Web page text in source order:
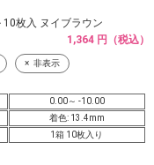
枚入 ヌイブラウン
1,364 円（税込）
非表示
0.00～ -10.00
着色: 13.4mm
1箱 10枚入り